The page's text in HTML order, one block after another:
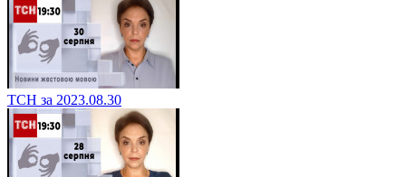
ТСН за 2023.08.30